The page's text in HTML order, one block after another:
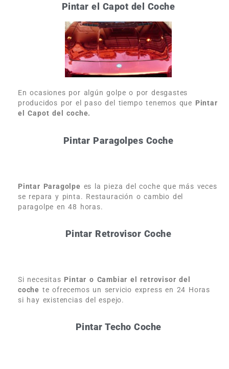
Pintar el Capot del Coche
En ocasiones por algún golpe o por desgastes
producidos por el paso del tiempo tenemos que Pintar
el Capot del coche.
Pintar Paragolpes Coche
Pintar Paragolpe es la pieza del coche que más veces
se repara y pinta. Restauración o cambio del
paragolpe en 48 horas.
Pintar Retrovisor Coche
Si necesitas Pintar o Cambiar el retrovisor del
coche te ofrecemos un servicio express en 24 Horas
si hay existencias del espejo.
Pintar Techo Coche